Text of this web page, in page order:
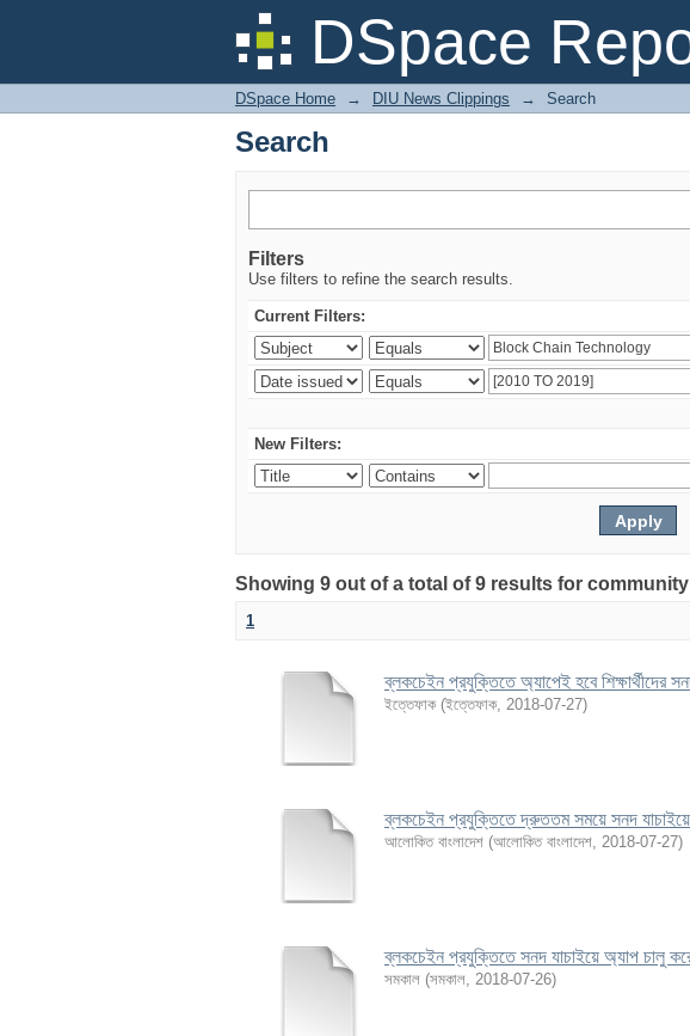
DSpace
Search
DSpace Home → DIU News Clippings → Search
Search
Filters
Use filters to refine the search results.
Current Filters:
New Filters:
Showing 9 out of a total of 9 results for
1
ব্লকচেইন প্রযুক্তিতে অ্যাপেই হবে শিক্ষার্থীদের
ইত্তেফাক (ইত্তেফাক, 2018-07-27)
ব্লকচেইন প্রযুক্তিতে দ্রুততম সময়ে সনদ
আলোকিত বাংলাদেশ (আলোকিত বাংলাদেশ, 2018-07-27)
ব্লকচেইন প্রযুক্তিতে সনদ যাচাইয়ে অ্যাপ চালু
সমকাল (সমকাল, 2018-07-26)